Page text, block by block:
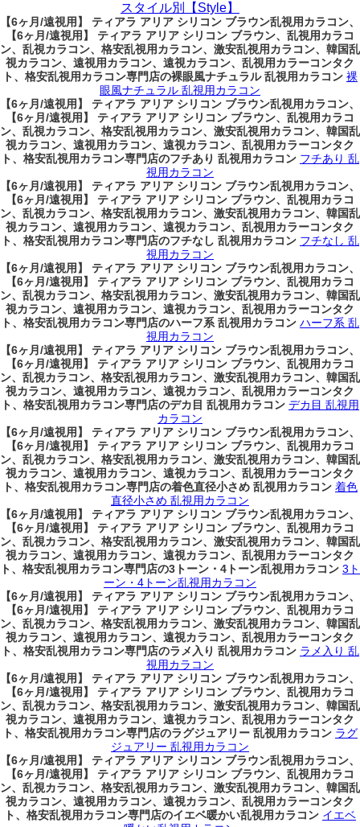
スタイル別【Style】
【6ヶ月/遠視用】 ティアラ アリア シリコン ブラウン乱視用カラコン、
【6ヶ月/遠視用】 ティアラ アリア シリコン ブラウン、乱視用カラコ
ン、乱視カラコン、格安乱視用カラコン、激安乱視用カラコン、韓国乱
視カラコン、遠視用カラコン、遠視カラコン、乱視用カラーコンタク
ト、格安乱視用カラコン専門店の裸眼風ナチュラル 乱視用カラコン 裸
眼風ナチュラル 乱視用カラコン
【6ヶ月/遠視用】 ティアラ アリア シリコン ブラウン乱視用カラコン、
【6ヶ月/遠視用】 ティアラ アリア シリコン ブラウン、乱視用カラコ
ン、乱視カラコン、格安乱視用カラコン、激安乱視用カラコン、韓国乱
視カラコン、遠視用カラコン、遠視カラコン、乱視用カラーコンタク
ト、格安乱視用カラコン専門店のフチあり 乱視用カラコン フチあり 乱
視用カラコン
【6ヶ月/遠視用】 ティアラ アリア シリコン ブラウン乱視用カラコン、
【6ヶ月/遠視用】 ティアラ アリア シリコン ブラウン、乱視用カラコ
ン、乱視カラコン、格安乱視用カラコン、激安乱視用カラコン、韓国乱
視カラコン、遠視用カラコン、遠視カラコン、乱視用カラーコンタク
ト、格安乱視用カラコン専門店のフチなし 乱視用カラコン フチなし 乱
視用カラコン
【6ヶ月/遠視用】 ティアラ アリア シリコン ブラウン乱視用カラコン、
【6ヶ月/遠視用】 ティアラ アリア シリコン ブラウン、乱視用カラコ
ン、乱視カラコン、格安乱視用カラコン、激安乱視用カラコン、韓国乱
視カラコン、遠視用カラコン、遠視カラコン、乱視用カラーコンタク
ト、格安乱視用カラコン専門店のハーフ系 乱視用カラコン ハーフ系 乱
視用カラコン
【6ヶ月/遠視用】 ティアラ アリア シリコン ブラウン乱視用カラコン、
【6ヶ月/遠視用】 ティアラ アリア シリコン ブラウン、乱視用カラコ
ン、乱視カラコン、格安乱視用カラコン、激安乱視用カラコン、韓国乱
視カラコン、遠視用カラコン、遠視カラコン、乱視用カラーコンタク
ト、格安乱視用カラコン専門店のデカ目 乱視用カラコン デカ目 乱視用
カラコン
【6ヶ月/遠視用】 ティアラ アリア シリコン ブラウン乱視用カラコン、
【6ヶ月/遠視用】 ティアラ アリア シリコン ブラウン、乱視用カラコ
ン、乱視カラコン、格安乱視用カラコン、激安乱視用カラコン、韓国乱
視カラコン、遠視用カラコン、遠視カラコン、乱視用カラーコンタク
ト、格安乱視用カラコン専門店の着色直径小さめ 乱視用カラコン 着色
直径小さめ 乱視用カラコン
【6ヶ月/遠視用】 ティアラ アリア シリコン ブラウン乱視用カラコン、
【6ヶ月/遠視用】 ティアラ アリア シリコン ブラウン、乱視用カラコ
ン、乱視カラコン、格安乱視用カラコン、激安乱視用カラコン、韓国乱
視カラコン、遠視用カラコン、遠視カラコン、乱視用カラーコンタク
ト、格安乱視用カラコン専門店の3トーン・4トーン乱視用カラコン 3ト
ーン・4トーン乱視用カラコン
【6ヶ月/遠視用】 ティアラ アリア シリコン ブラウン乱視用カラコン、
【6ヶ月/遠視用】 ティアラ アリア シリコン ブラウン、乱視用カラコ
ン、乱視カラコン、格安乱視用カラコン、激安乱視用カラコン、韓国乱
視カラコン、遠視用カラコン、遠視カラコン、乱視用カラーコンタク
ト、格安乱視用カラコン専門店のラメ入り 乱視用カラコン ラメ入り 乱
視用カラコン
【6ヶ月/遠視用】 ティアラ アリア シリコン ブラウン乱視用カラコン、
【6ヶ月/遠視用】 ティアラ アリア シリコン ブラウン、乱視用カラコ
ン、乱視カラコン、格安乱視用カラコン、激安乱視用カラコン、韓国乱
視カラコン、遠視用カラコン、遠視カラコン、乱視用カラーコンタク
ト、格安乱視用カラコン専門店のラグジュアリー 乱視用カラコン ラグ
ジュアリー 乱視用カラコン
【6ヶ月/遠視用】 ティアラ アリア シリコン ブラウン乱視用カラコン、
【6ヶ月/遠視用】 ティアラ アリア シリコン ブラウン、乱視用カラコ
ン、乱視カラコン、格安乱視用カラコン、激安乱視用カラコン、韓国乱
視カラコン、遠視用カラコン、遠視カラコン、乱視用カラーコンタク
ト、格安乱視用カラコン専門店のイエベ暖かい乱視用カラコン イエベ